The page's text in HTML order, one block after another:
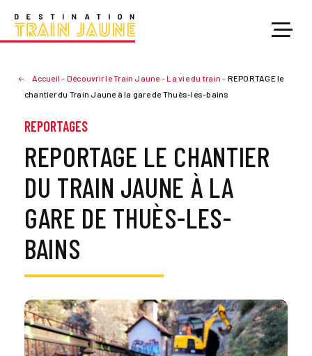
Accueil - Découvrir le Train Jaune-La vie du train - REPORTAGE le
chantier du Train Jaune à la gare de Thuès-les-bains
REPORTAGES
REPORTAGE LE CHANTIER
DU TRAIN JAUNE À LA
GARE DE THUÈS-LES-
BAINS